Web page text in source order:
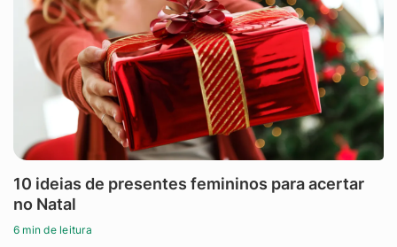
10 ideias de presentes femininos para acertar
no Natal
6 min de leitura